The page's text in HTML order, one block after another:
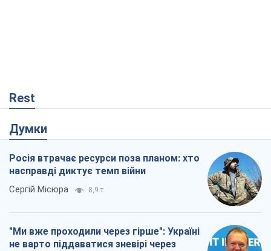
Rest
Думки
Росія втрачає ресурси поза планом: хто
насправді диктує темп війни
Сергій Місюра 8,9 т.
"Ми вже проходили через гірше": Україні
не варто піддаватися зневірі через